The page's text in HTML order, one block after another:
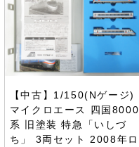
【中古】1/150(Nゲージ)
マイクロエース 四国8000
系 旧塗装 特急「いしづ
ち」 3両セット 2008年ロ